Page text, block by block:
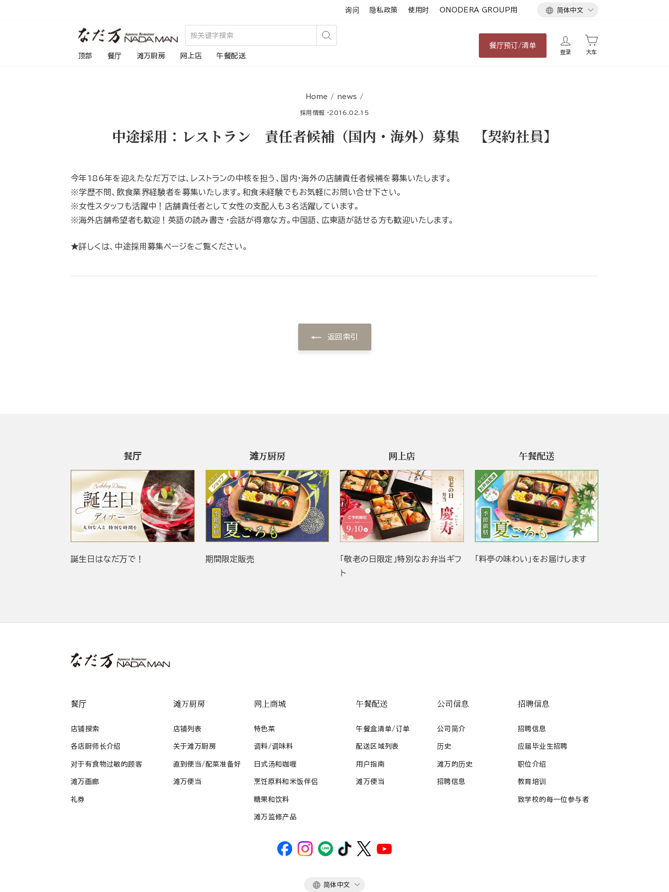
询问 隐私政策 使用时 ONODERA GROUP用
语
简体中文
搜
顶部 餐厅 滩万厨房 网上店 午餐配送
餐厅预订/清单
登录 大车
Home / news /
採用情報 ·2016.02.15
中途採用：レストラン 責任者候補（国内・海外）募集 【契約社員】
今年186年を迎えたなだ万では、レストランの中核を担う、国内・海外の店舗責任者候補を募集いたします。
※学歴不問、飲食業界経験者を募集いたします。和食未経験でもお気軽にお問い合せ下さい。
※女性スタッフも活躍中！店舗責任者として女性の支配人も3名活躍しています。
※海外店舗希望者も歓迎！英語の読み書き・会話が得意な方。中国語、広東語が話せる方も歓迎いたします。
★詳しくは、中途採用募集ページをご覧ください。
返回索引
餐厅
誕生日はなだ万で！
滩万厨房
期間限定販売
网上店
「敬老の日限定」特別なお弁当ギフ
ト
午餐配送
「料亭の味わい」をお届けします
餐厅
店铺搜索
各店厨师长介绍
对于有食物过敏的顾客
滩万画廊
礼券
滩万厨房
店铺列表
关于滩万厨房
直到便当/配菜准备好
滩万便当
网上商城
特色菜
调料/调味料
日式汤和咖喱
烹饪原料和米饭伴侣
糖果和饮料
滩万监修产品
午餐配送
午餐盒清单/订单
配送区域列表
用户指南
滩万便当
公司信息
公司简介
历史
滩万的历史
招聘信息
招聘信息
招聘信息
应届毕业生招聘
职位介绍
教育培训
致学校的每一位参与者
语 简体中文